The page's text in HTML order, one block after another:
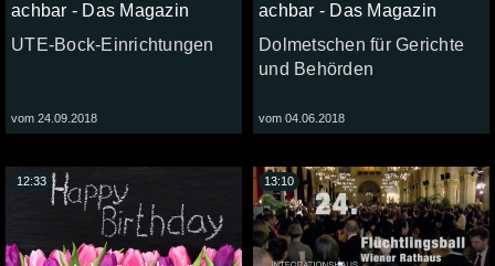
achbar - Das Magazin
UTE-Bock-Einrichtungen
vom 24.09.2018
achbar - Das Magazin
Dolmetschen für Gerichte
und Behörden
vom 04.06.2018
12:33 13:10